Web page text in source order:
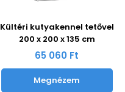
Kültéri kutyakennel tetővel
200 x 200 x 135 cm
65 060 Ft
Megnézem